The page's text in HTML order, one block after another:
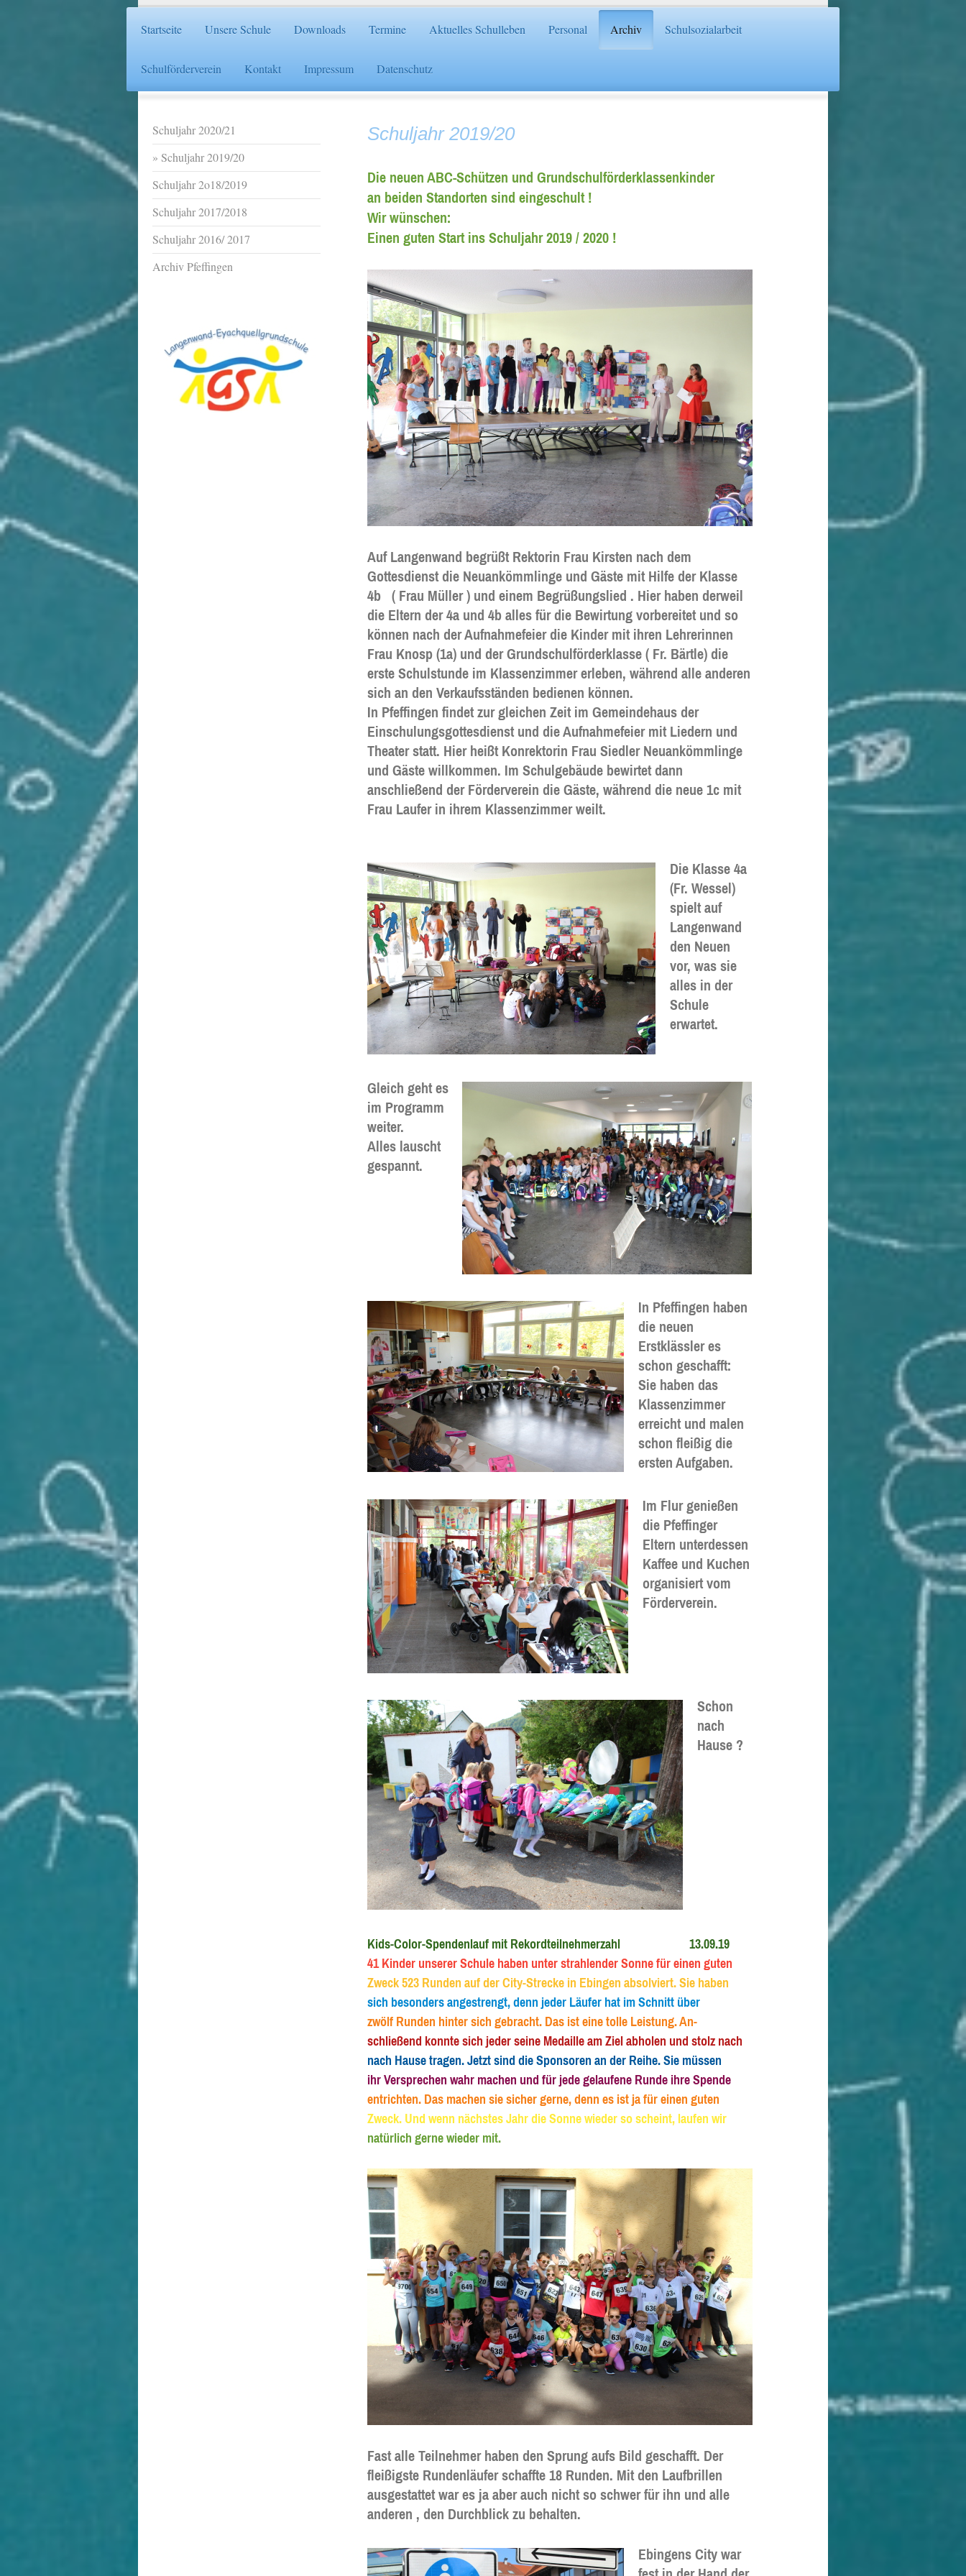
Startseite Unsere Schule Downloads Termine Aktuelles Schulleben Personal Archiv Schulsozialarbeit
Schulförderverein Kontakt Impressum Datenschutz
Schuljahr 2019/20
Die neuen ABC-Schützen und Grundschulförderklassenkinder
an beiden Standorten sind eingeschult !
Wir wünschen:
Einen guten Start ins Schuljahr 2019 / 2020 !
Auf Langenwand begrüßt Rektorin Frau Kirsten nach dem
Gottesdienst die Neuankömmlinge und Gäste mit Hilfe der Klasse
4b ( Frau Müller ) und einem Begrüßungslied . Hier haben derweil
die Eltern der 4a und 4b alles für die Bewirtung vorbereitet und so
können nach der Aufnahmefeier die Kinder mit ihren Lehrerinnen
Frau Knosp (1a) und der Grundschulförderklasse ( Fr. Bärtle) die
erste Schulstunde im Klassenzimmer erleben, während alle anderen
sich an den Verkaufsständen bedienen können.
In Pfeffingen findet zur gleichen Zeit im Gemeindehaus der
Einschulungsgottesdienst und die Aufnahmefeier mit Liedern und
Theater statt. Hier heißt Konrektorin Frau Siedler Neuankömmlinge
und Gäste willkommen. Im Schulgebäude bewirtet dann
anschließend der Förderverein die Gäste, während die neue 1c mit
Frau Laufer in ihrem Klassenzimmer weilt.
Die Klasse 4a
(Fr. Wessel)
spielt auf
Langenwand
den Neuen
vor, was sie
alles in der
Schule
erwartet.
Gleich geht es
im Programm
weiter.
Alles lauscht
gespannt.
In Pfeffingen haben
die neuen
Erstklässler es
schon geschafft:
Sie haben das
Klassenzimmer
erreicht und malen
schon fleißig die
ersten Aufgaben.
Im Flur genießen
die Pfeffinger
Eltern unterdessen
Kaffee und Kuchen
organisiert vom
Förderverein.
Schon
nach
Hause ?
Kids-Color-Spendenlauf mit Rekordteilnehmerzahl 13.09.19
41 Kinder unserer Schule haben unter strahlender Sonne für einen guten
Zweck 523 Runden auf der City-Strecke in Ebingen absolviert. Sie haben
sich besonders angestrengt, denn jeder Läufer hat im Schnitt über
zwölf Runden hinter sich gebracht. Das ist eine tolle Leistung. An-
schließend konnte sich jeder seine Medaille am Ziel abholen und stolz nach
nach Hause tragen. Jetzt sind die Sponsoren an der Reihe. Sie müssen
ihr Versprechen wahr machen und für jede gelaufene Runde ihre Spende
entrichten. Das machen sie sicher gerne, denn es ist ja für einen guten
Zweck. Und wenn nächstes Jahr die Sonne wieder so scheint, laufen wir
natürlich gerne wieder mit.
Fast alle Teilnehmer haben den Sprung aufs Bild geschafft. Der
fleißigste Rundenläufer schaffte 18 Runden. Mit den Laufbrillen
ausgestattet war es ja aber auch nicht so schwer für ihn und alle
anderen , den Durchblick zu behalten.
Ebingens City war
Schuljahr 2020/21
Schuljahr 2019/20
Schuljahr 2o18/2019
Schuljahr 2017/2018
Schuljahr 2016/ 2017
Archiv Pfeffingen